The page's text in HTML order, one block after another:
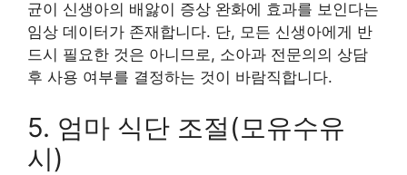
균이 신생아의 배앓이 증상 완화에 효과를 보인다는
임상 데이터가 존재합니다. 단, 모든 신생아에게 반
드시 필요한 것은 아니므로, 소아과 전문의의 상담
후 사용 여부를 결정하는 것이 바람직합니다.
5. 엄마 식단 조절(모유수유
시)